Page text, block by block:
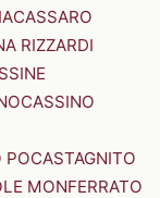
CASSARO
RIZZARDI
CASSINO
POCASTAGNITO
MONFERRATO